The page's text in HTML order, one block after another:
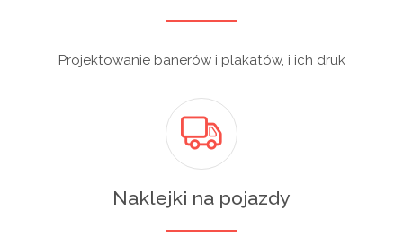
Projektowanie banerów i plakatów, i ich druk
Naklejki na pojazdy